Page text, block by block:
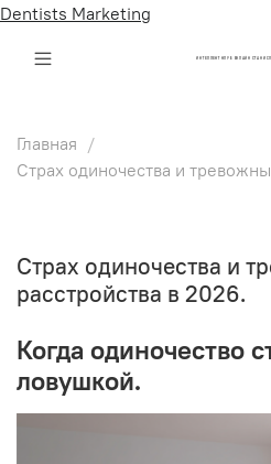
Dentists Marketing
ИНТЕЛЛЕКТ КЛУБ ОНЛАЙН
Главная
Страх одиночества и
Страх одиночества и
расстройства в 2026.
Когда одиночество
ловушкой.